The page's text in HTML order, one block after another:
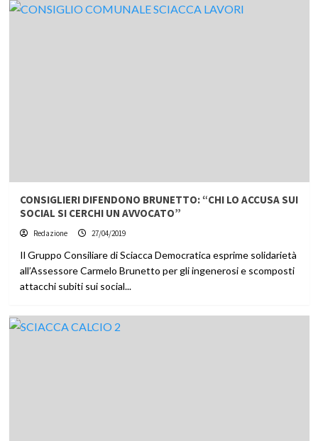
CONSIGLIERI DIFENDONO BRUNETTO: “CHI LO ACCUSA SUI
SOCIAL SI CERCHI UN AVVOCATO”
Redazione 27/04/2019
Il Gruppo Consiliare di Sciacca Democratica esprime solidarietà
all’Assessore Carmelo Brunetto per gli ingenerosi e scomposti
attacchi subiti sui social...